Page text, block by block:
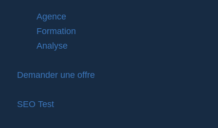
Agence
Formation
Analyse
Demander une offre
SEO Test